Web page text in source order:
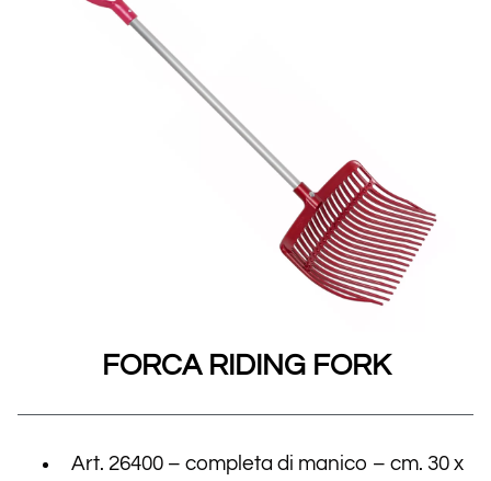
FORCA RIDING FORK
Art. 26400 – completa di manico – cm. 30 x